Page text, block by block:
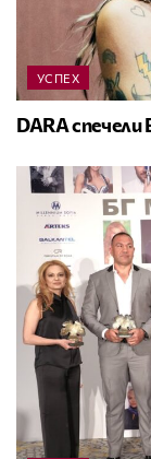
УСПЕХ
DARA спечели